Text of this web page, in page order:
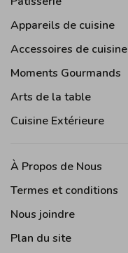
Appareils de cuisine
Accessoires de cuisine
Moments Gourmands
Arts de la table
Cuisine Extérieure
À Propos de Nous
Termes et conditions
Nous joindre
Plan du site